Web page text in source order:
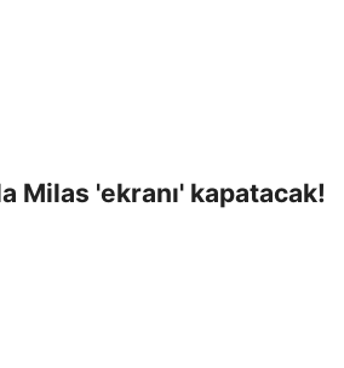
Milas 'ekranı' kapatacak!